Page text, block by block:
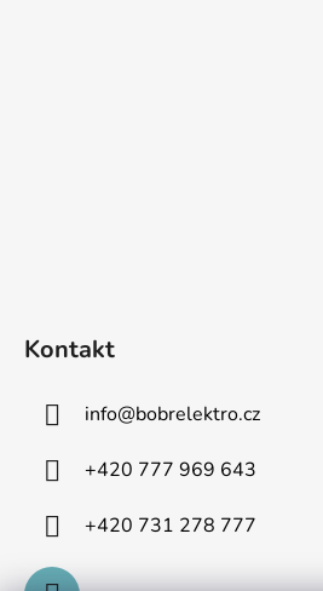
Kontakt
info@bobrelektro.cz
+420 777 969 643
+420 731 278 777